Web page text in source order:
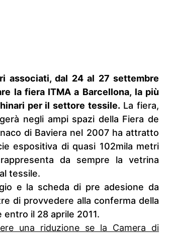
associati, dal 24 al 27 settembre
la fiera ITMA a Barcellona, la più
per il settore tessile. La fiera,
negli ampi spazi della Fiera de
di Baviera nel 2007 ha attratto
espositiva di quasi 102mila metri
da sempre la vetrina
tessile.
e la scheda di pre adesione da
di provvedere alla conferma della
il 28 aprile 2011.
una riduzione se la Camera di